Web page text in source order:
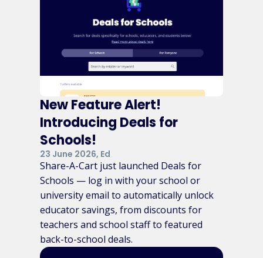
New Feature Alert!
Introducing Deals for
Schools!
23 June 2026, Ed
Share-A-Cart just launched Deals for
Schools — log in with your school or
university email to automatically unlock
educator savings, from discounts for
teachers and school staff to featured
back-to-school deals.